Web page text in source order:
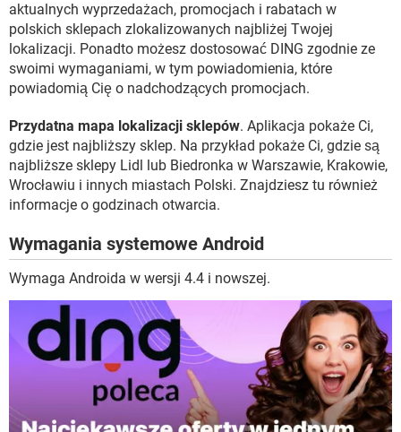
aktualnych wyprzedażach, promocjach i rabatach w
polskich sklepach zlokalizowanych najbliżej Twojej
lokalizacji. Ponadto możesz dostosować DING zgodnie ze
swoimi wymaganiami, w tym powiadomienia, które
powiadomią Cię o nadchodzących promocjach.
Przydatna mapa lokalizacji sklepów. Aplikacja pokaże Ci,
gdzie jest najbliższy sklep. Na przykład pokaże Ci, gdzie są
najbliższe sklepy Lidl lub Biedronka w Warszawie, Krakowie,
Wrocławiu i innych miastach Polski. Znajdziesz tu również
informacje o godzinach otwarcia.
Wymagania systemowe Android
Wymaga Androida w wersji 4.4 i nowszej.